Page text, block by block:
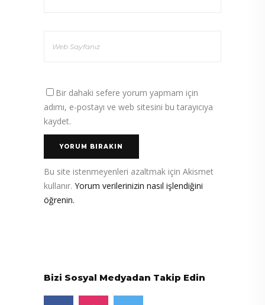
Bir dahaki sefere yorum yapmam için
adımı, e-postayı ve web sitesini bu tarayıcıya
kaydet.
Bu site istenmeyenleri azaltmak için Akismet
kullanır. Yorum verilerinizin nasıl işlendiğini
öğrenin.
Bizi Sosyal Medyadan Takip Edin